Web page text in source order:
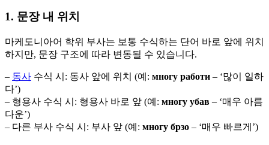
1. 문장 내 위치
마케도니아어 학위 부사는 보통 수식하는 단어 바로 앞에 위치
하지만, 문장 구조에 따라 변동될 수 있습니다.
– 동사 수식 시: 동사 앞에 위치 (예: многу работи – ‘많이 일하
다’)
– 형용사 수식 시: 형용사 바로 앞 (예: многу убав – ‘매우 아름
다운’)
– 다른 부사 수식 시: 부사 앞 (예: многу брзо – ‘매우 빠르게’)